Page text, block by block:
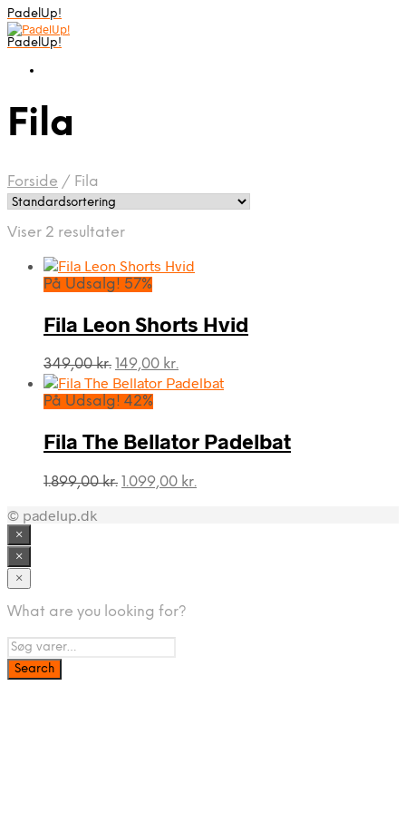
PadelUp!
PadelUp!
Fila
Forside / Fila
Viser 2 resultater
På Udsalg! 57%
Fila Leon Shorts Hvid
349,00kr. Den
oprindelige
pris
349,00 kr..
149,00 kr.
aktuelle
149,00 kr..
På Udsalg! 42%
Fila The Bellator Padelbat
1.899,00kr. Den
1.099,00 kr.
© padelup.dk
×
×
×
What are you looking for?